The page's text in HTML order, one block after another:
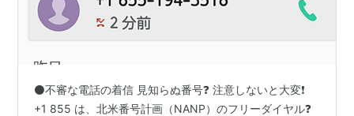
⚫️不審な電話の着信 見知らぬ番号❓ 注意しないと大変❗️
+1 855 は、北米番号計画（NANP）のフリーダイヤル❓